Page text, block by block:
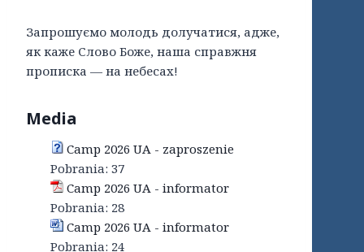
Запрошуємо молодь долучатися, адже,
як каже Слово Боже, наша справжня
прописка — на небесах!
Media
Camp 2026 UA - zaproszenie
Pobrania: 37
Camp 2026 UA - informator
Pobrania: 28
Camp 2026 UA - informator
Pobrania: 24